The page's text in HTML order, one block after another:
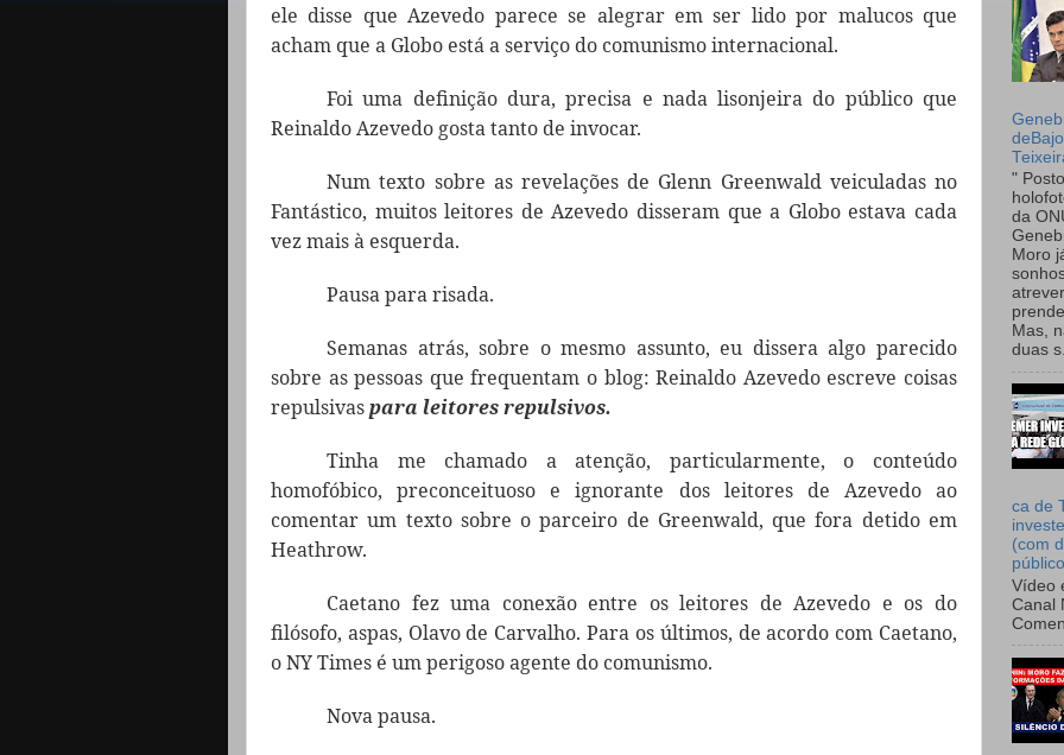
ele disse que Azevedo parece se alegrar em ser lido por malucos que
acham que a Globo está a serviço do comunismo internacional.
Foi uma definição dura, precisa e nada lisonjeira do público que
Reinaldo Azevedo gosta tanto de invocar.
Num texto sobre as revelações de Glenn Greenwald veiculadas no
Fantástico, muitos leitores de Azevedo disseram que a Globo estava cada
vez mais à esquerda.
Pausa para risada.
Semanas atrás, sobre o mesmo assunto, eu dissera algo parecido
sobre as pessoas que frequentam o blog: Reinaldo Azevedo escreve coisas
repulsivaspara leitores repulsivos.
Tinha me chamado a atenção, particularmente, o conteúdo
homofóbico, preconceituoso e ignorante dos leitores de Azevedo ao
comentar um texto sobre o parceiro de Greenwald, que fora detido em
Heathrow.
Caetano fez uma conexão entre os leitores de Azevedo e os do
filósofo, aspas, Olavo de Carvalho. Para os últimos, de acordo com Caetano,
o NY Times é um perigoso agente do comunismo.
Nova pausa.
"
da
Moro
Mas,
duas
ca de
(com
Vídeo
Canal